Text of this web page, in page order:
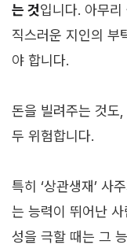
는 것입니다. 아무
직스러운 지인의 부
야 합니다.
돈을 빌려주는 것도
두 위험합니다.
특히 ‘상관생재’ 사
는 능력이 뛰어난
성을 극할 때는 그